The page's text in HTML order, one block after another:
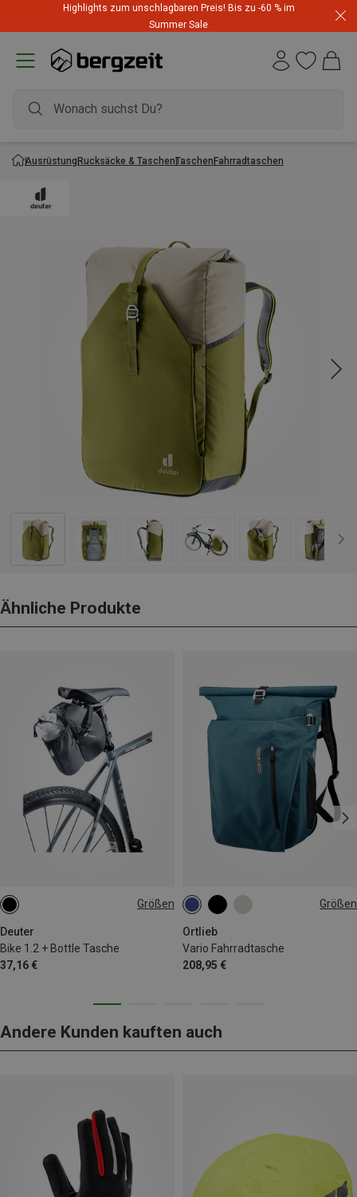
Highlights zum unschlagbaren Preis! Bis zu -60 % im
Summer Sale
AusrüstungRucksäcke & TaschenTaschenFahrradtaschen
Ähnliche Produkte
Größen
Deuter
Bike 1.2 + Bottle Tasche
37,16 €
1.2L Größen
Ortlieb
Vario Fahrradtasche
208,95 €
26L
Andere Kunden kauften auch